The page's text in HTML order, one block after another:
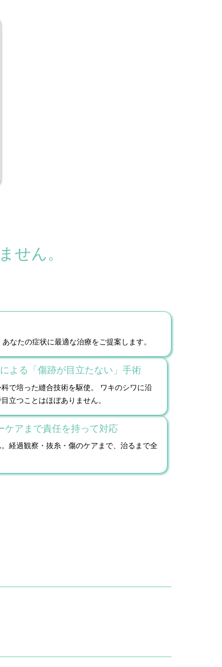
せん。
なたの症状に最適な治療をご提案します。
よる「傷跡が目立たない」手術
で培った縫合技術を駆使。 ワキのシワに沿
立つことはほぼありません。
ケアまで責任を持って対応
経過観察・抜糸・傷のケアまで、治るまで全